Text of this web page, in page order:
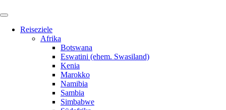
Reiseziele
Afrika
Botswana
Eswatini (ehem. Swasiland)
Kenia
Marokko
Namibia
Sambia
Simbabwe